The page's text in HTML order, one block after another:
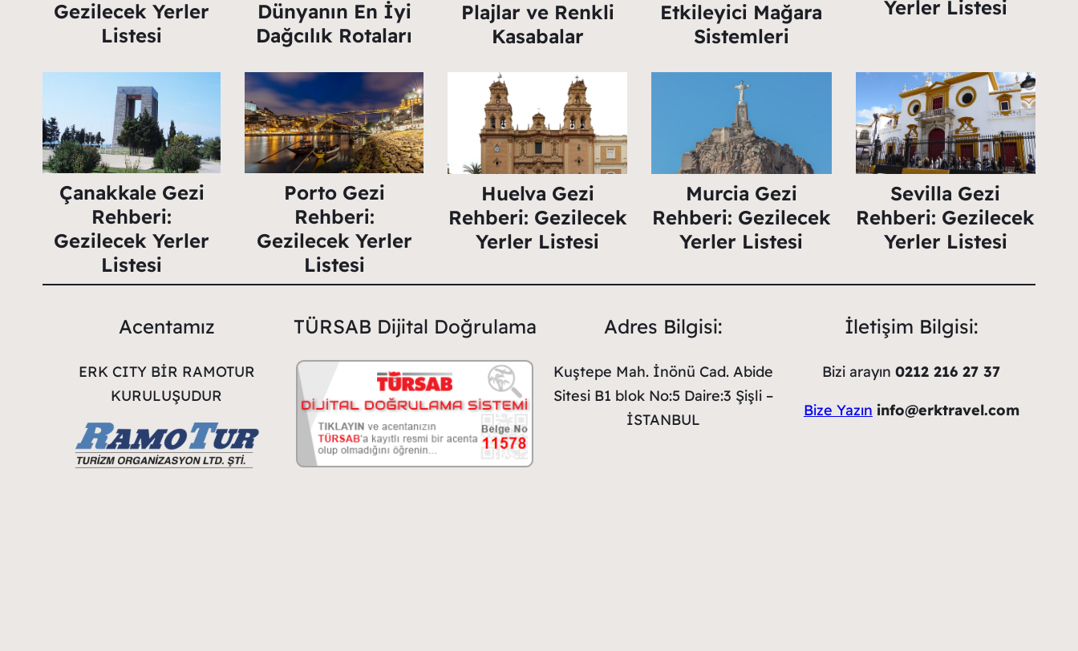
Gezilecek Yerler
Listesi
Dünyanın En İyi
Dağcılık Rotaları
Plajlar ve Renkli
Kasabalar
Etkileyici Mağara
Sistemleri
Yerler Listesi
Çanakkale Gezi
Rehberi:
Gezilecek Yerler
Listesi
Porto Gezi
Rehberi:
Gezilecek Yerler
Listesi
Huelva Gezi
Rehberi: Gezilecek
Yerler Listesi
Murcia Gezi
Rehberi: Gezilecek
Yerler Listesi
Sevilla Gezi
Rehberi: Gezilecek
Yerler Listesi
Acentamız
ERK CITY BİR RAMOTUR
KURULUŞUDUR
TÜRSAB Dijital Doğrulama Adres Bilgisi:
Kuştepe Mah. İnönü Cad. Abide
Sitesi B1 blok No:5 Daire:3 Şişli –
İSTANBUL
İletişim Bilgisi:
Bizi arayın0212 216 27 37
Bize Yazın info@erktravel.com